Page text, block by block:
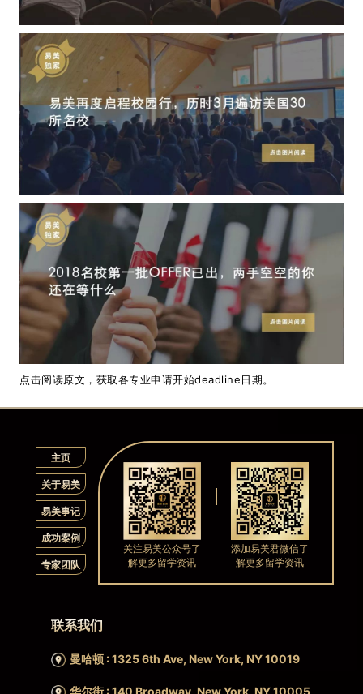
点击阅读原文，获取各专业申请开始deadline日期。
主页
关于易美
易美事记
成功案例
专家团队
联系我们
曼哈顿 : 1325 6th Ave, New York, NY 10019
华尔街 : 140 Broadway, New York, NY 10005
关注易美公众号了
解更多留学资讯
添加易美君微信了
解更多留学资讯